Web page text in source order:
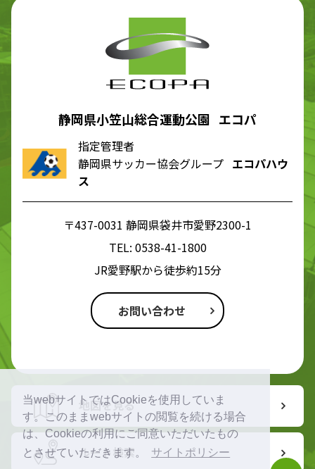
当webサイトではCookieを使用していま
す。このままwebサイトの閲覧を続ける場合
は、Cookieの利用にご同意いただいたもの
とさせていただきます。
サイトポリシー
静岡県小笠山総合運動公園 エコパ
指定管理者
静岡県サッカー協会グループ エコパハウ
ス
〒437-0031 静岡県袋井市愛野2300-1
TEL: 0538-41-1800
JR愛野駅から徒歩約15分
お問い合わせ
地図を見る
ルート検索